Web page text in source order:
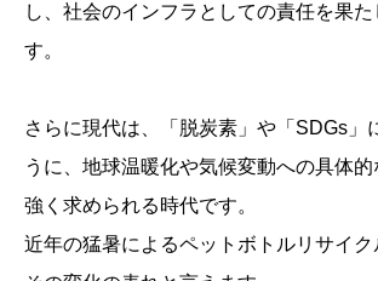
し、社会のインフラとしての責任を果た
す。
さらに現代は、「脱炭素」や「SDGs」
うに、地球温暖化や気候変動への具体
強く求められる時代です。
近年の猛暑によるペットボトルリサイク